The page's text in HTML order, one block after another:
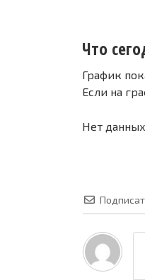
Что
График
Если на
Нет